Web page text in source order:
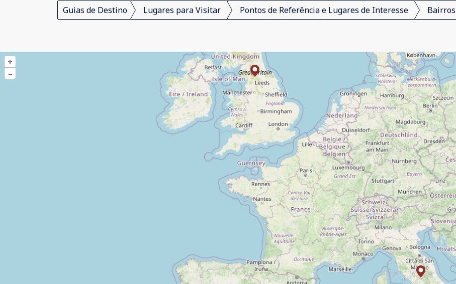
Guias de Destino Lugares para Visitar Pontos de Referência e Lugares de Interesse Bairros
+
–